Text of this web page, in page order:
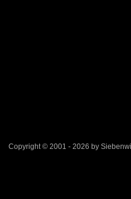
Copyright © 2001 - 2026 by